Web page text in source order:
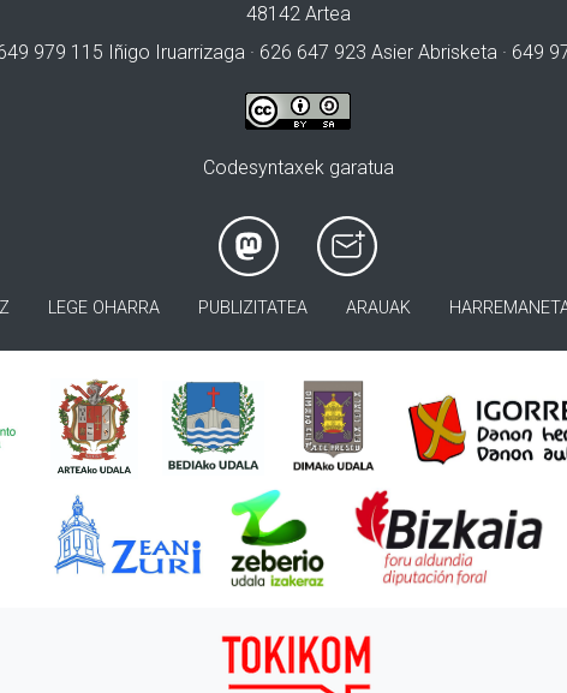
48142 Artea
979 115 Iñigo Iruarrizaga · 626 647 923 Asier Abrisketa · 649
Codesyntaxek garatua
LEGE OHARRA PUBLIZITATEA ARAUAK